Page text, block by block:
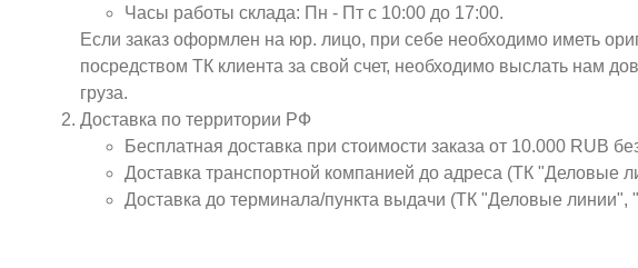
Часы работы склада: Пн - Пт с 10:00 до 17:00.
Если заказ оформлен на юр. лицо, при себе необходимо иметь
посредством ТК клиента за свой счет, необходимо выслать нам
груза.
Доставка по территории РФ
Бесплатная доставка при стоимости заказа от 10.000 RUB
Доставка транспортной компанией до адреса (ТК
Доставка до терминала/пункта выдачи (ТК "Деловые